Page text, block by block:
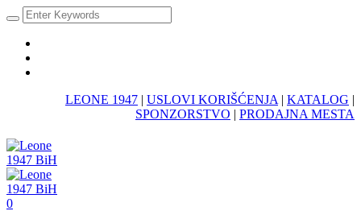
LEONE 1947 | USLOVI KORIŠĆENJA | KATALOG |
SPONZORSTVO | PRODAJNA MESTA
0